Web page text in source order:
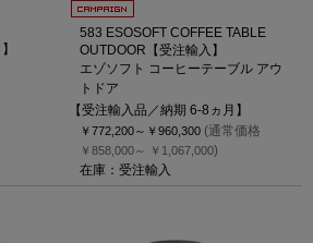
583 ESOSOFT COFFEE TABLE
OUTDOOR【受注輸入】
エゾソフト コーヒーテーブル アウ
トドア
【受注輸入品／納期 6-8ヵ月】
￥772,200～ ￥960,300 (通常価格
￥858,000～ ￥1,067,000)
在庫：受注輸入